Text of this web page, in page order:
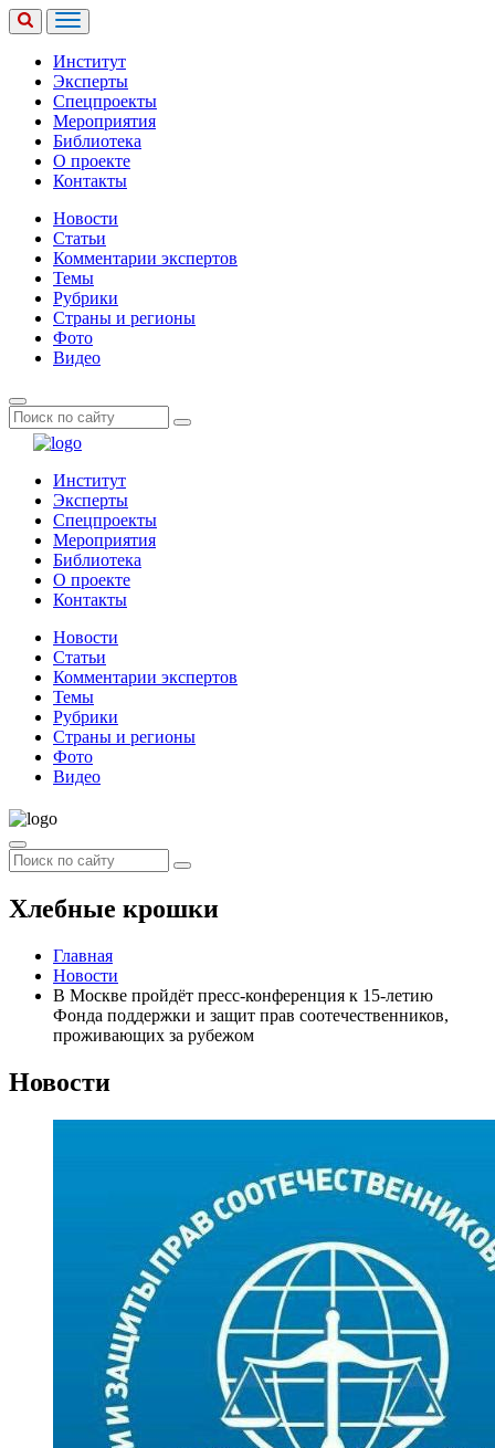
Институт
Эксперты
Спецпроекты
Мероприятия
Библиотека
О проекте
Контакты
Новости
Статьи
Комментарии экспертов
Темы
Рубрики
Страны и регионы
Фото
Видео
Институт
Эксперты
Спецпроекты
Мероприятия
Библиотека
О проекте
Контакты
Новости
Статьи
Комментарии экспертов
Темы
Рубрики
Страны и регионы
Фото
Видео
Хлебные крошки
Главная
Новости
В Москве пройдёт пресс-конференция к 15-летию
Фонда поддержки и защит прав соотечественников,
проживающих за рубежом
Новости